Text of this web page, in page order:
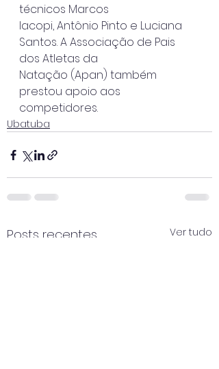
técnicos Marcos
Iacopi, Antônio Pinto e Luciana
Santos. A Associação de Pais
dos Atletas da
Natação (Apan) também
prestou apoio aos
competidores.
Ubatuba
Posts recentes Ver tudo